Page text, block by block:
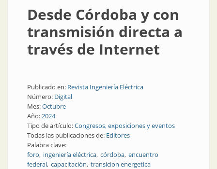
Desde Córdoba y con
transmisión directa a
través de Internet
Publicado en: Revista Ingeniería Eléctrica
Número: Digital
Mes:Octubre
Año:2024
Tipo de artículo:Congresos, exposiciones y eventos
Todas las publicaciones de: Editores
Palabra clave:
foro ingeniería eléctrica córdoba encuentro
federal capacitación transicion energetica